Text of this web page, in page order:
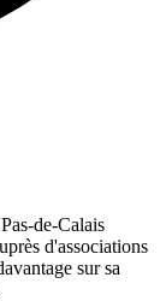
de-Calais
d'associations
sur sa